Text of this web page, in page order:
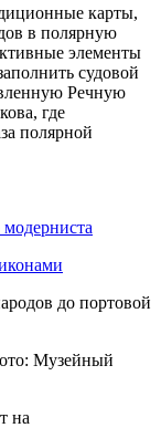
карты,
в полярную
элементы
судовой
Речную
где
полярной
Музейный
на